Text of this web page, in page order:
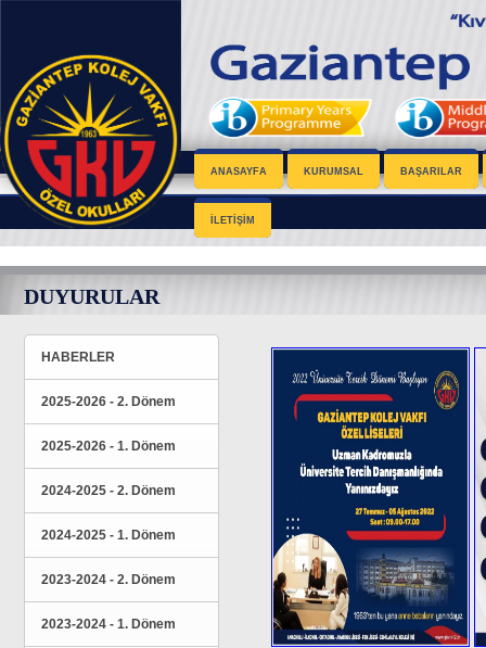
ANASAYFA KURUMSAL BAŞARILAR
İLETİŞİM
DUYURULAR
HABERLER
2025-2026 - 2. Dönem
2025-2026 - 1. Dönem
2024-2025 - 2. Dönem
2024-2025 - 1. Dönem
2023-2024 - 2. Dönem
2023-2024 - 1. Dönem